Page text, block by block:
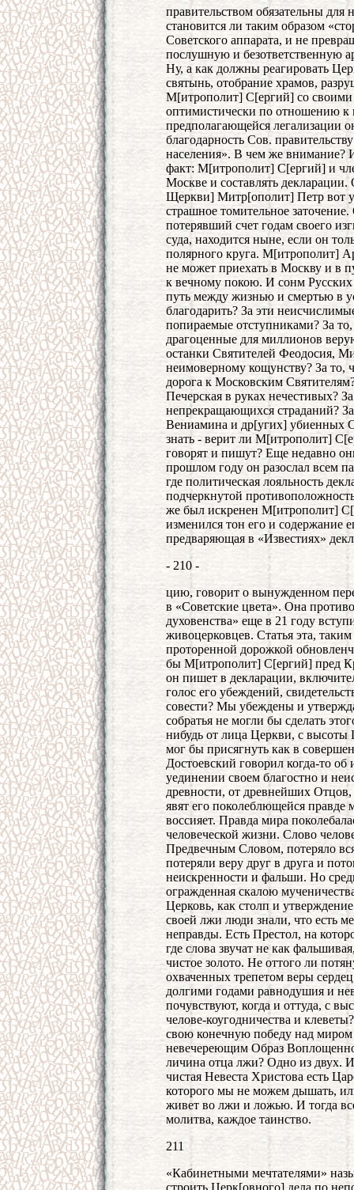
правительством обязательны
становится ли таким образом
Советского аппарата, и не
послушную и безответственную
Ну, а как должны реагировать
святынь, отобрание храмов,
М[итрополит] С[ергий] со своими
оптимистически по отношению
предполагающейся легализации
благодарность Сов.
населения». В чем же внимание?
факт: М[итрополит] С[ергий] и
Москве и составлять
Щеркви] Митр[ополит] Петр вот
страшное томительное
потерявший счет годам своего
суда, находится ныне, если он
полярного круга. М[итрополит]
не может приехать в Москву и в
к вечному покою. И сонм Русских
путь между жизнью и смертью в
благодарить? За эти
попираемые отступниками? За
драгоценные для миллионов
останки Святителей Феодосия,
неимоверному кощунству? За то,
дорога к Московским
Печерская в руках нечестивых?
непрекращающихся страданий?
Вениамина и др[угих] убиенных
знать - верит ли М[итрополит]
говорят и пишут? Еще недавно
прошлом году он разослал всем
где политическая лояльность
подчеркнутой
же был искренен М[итрополит]
изменился тон его и содержание
предваряющая в «Известиях»
- 210 -
цию, говорит о вынужденном
в «Советские цвета». Она
духовенства» еще в 21 году
живоцерковцев. Статья эта,
проторенной дорожкой
бы М[итрополит] С[ергий] пред
он пишет в декларации,
голос его убеждений,
совести? Мы убеждены и
собратья не могли бы сделать
нибудь от лица Церкви, с высоты
мог бы присягнуть как в
Достоевский говорил когда-то
уединении своем благостно и
древности, от древнейших
явят его поколеблющейся правде
воссияет. Правда мира
человеческой жизни. Слово
Предвечным Словом, потеряло
потеряли веру друг в друга и
неискренности и фальши. Но
огражденная скалою
Церковь, как столп и
своей лжи люди знали, что есть
неправды. Есть Престол, на
где слова звучат не как
чистое золото. Не оттого ли
охваченных трепетом веры
долгими годами равнодушия и
почувствуют, когда и оттуда, с
челове-коугодничества и
свою конечную победу над миром
невечереющим Образ
личина отца лжи? Одно из двух.
чистая Невеста Христова есть
которого мы не можем дышать,
живет во лжи и ложью. И тогда
молитва, каждое таинство.
211
«Кабинетными мечтателями»
строить Церк[овного] дела по